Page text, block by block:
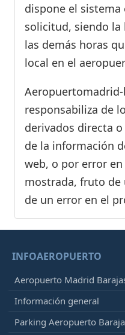
dispone el
solicitud, siendo
las demás horas
local en el
responsabiliza de
derivados directa
de la información
web, o por error
mostrada, fruto de
de un error en el
INFOAEROPUERTO
Aeropuerto Madrid
Información general
Parking Aeropuerto